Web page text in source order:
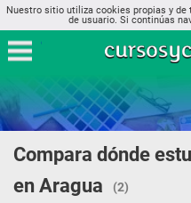
Nuestro sitio utiliza cookies propias y
de usuario. Si continúas
Compara dónde
en Aragua
(2)